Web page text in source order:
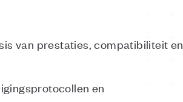
van prestaties, compatibiliteit en
en